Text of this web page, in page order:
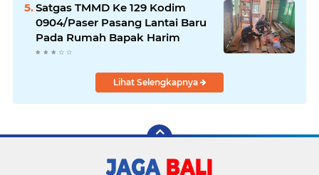
Satgas TMMD Ke 129 Kodim
0904/Paser Pasang Lantai Baru
Pada Rumah Bapak Harim
Lihat Selengkapnya